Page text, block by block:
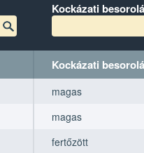
Kockázati
Kockázati
magas
magas
fertőzött